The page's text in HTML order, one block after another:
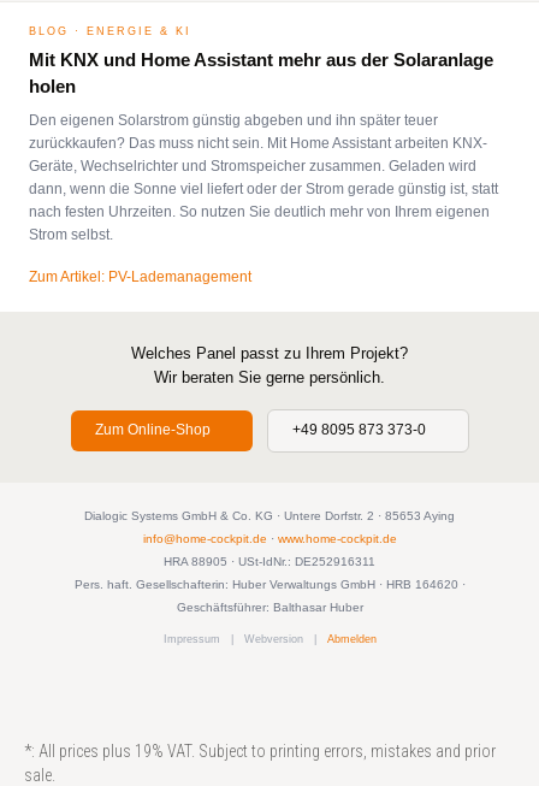
BLOG · ENERGIE & KI
Mit KNX und Home Assistant mehr aus der Solaranlage
holen
Den eigenen Solarstrom günstig abgeben und ihn später teuer
zurückkaufen? Das muss nicht sein. Mit Home Assistant arbeiten KNX-
Geräte, Wechselrichter und Stromspeicher zusammen. Geladen wird
dann, wenn die Sonne viel liefert oder der Strom gerade günstig ist, statt
nach festen Uhrzeiten. So nutzen Sie deutlich mehr von Ihrem eigenen
Strom selbst.
Zum Artikel: PV-Lademanagement
Welches Panel passt zu Ihrem Projekt?
Wir beraten Sie gerne persönlich.
Zum Online-Shop +49 8095 873 373-0
Dialogic Systems GmbH & Co. KG · Untere Dorfstr. 2 · 85653 Aying
info@home-cockpit.de · www.home-cockpit.de
HRA 88905 · USt-IdNr.: DE252916311
Pers. haft. Gesellschafterin: Huber Verwaltungs GmbH · HRB 164620 ·
Geschäftsführer: Balthasar Huber
Impressum Webversion| Abmelden
*: All prices plus 19% VAT. Subject to printing errors, mistakes and prior
sale.